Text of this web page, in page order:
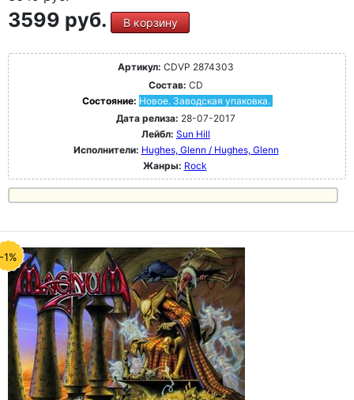
3599 руб. В корзину
Артикул: CDVP 2874303
Состав: CD
Состояние: Новое. Заводская упаковка.
Дата релиза: 28-07-2017
Лейбл: Sun Hill
Исполнители: Hughes, Glenn / Hughes, Glenn
Жанры: Rock
-1%